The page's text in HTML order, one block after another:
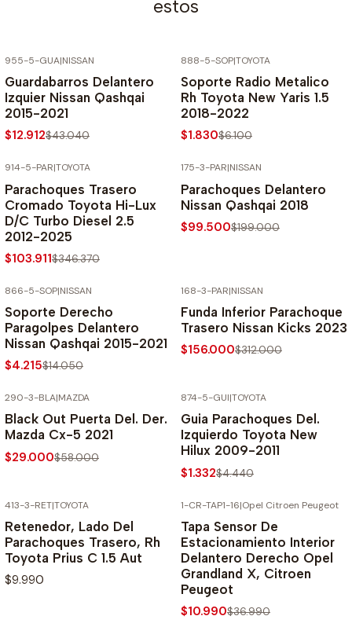
estos
955-5-GUA|NISSAN
Guardabarros Delantero
Izquier Nissan Qashqai
2015-2021
$12.912$43.040
888-5-SOP|TOYOTA
Soporte Radio Metalico
Rh Toyota New Yaris 1.5
2018-2022
$1.830$6.100
914-5-PAR|TOYOTA
Parachoques Trasero
Cromado Toyota Hi-Lux
D/C Turbo Diesel 2.5
2012-2025
$103.911$346.370
175-3-PAR|NISSAN
Parachoques Delantero
Nissan Qashqai 2018
$99.500$199.000
866-5-SOP|NISSAN
Soporte Derecho
Paragolpes Delantero
Nissan Qashqai 2015-2021
$4.215$14.050
168-3-PAR|NISSAN
Funda Inferior Parachoque
Trasero Nissan Kicks 2023
$156.000$312.000
290-3-BLA|MAZDA
Black Out Puerta Del. Der.
Mazda Cx-5 2021
$29.000$58.000
874-5-GUI|TOYOTA
Guia Parachoques Del.
Izquierdo Toyota New
Hilux 2009-2011
$1.332$4.440
413-3-RET|TOYOTA
Retenedor, Lado Del
Parachoques Trasero, Rh
Toyota Prius C 1.5 Aut
$9.990
1-CR-TAP1-16|Opel Citroen Peugeot
Tapa Sensor De
Estacionamiento Interior
Delantero Derecho Opel
Grandland X, Citroen
Peugeot
$10.990$36.990